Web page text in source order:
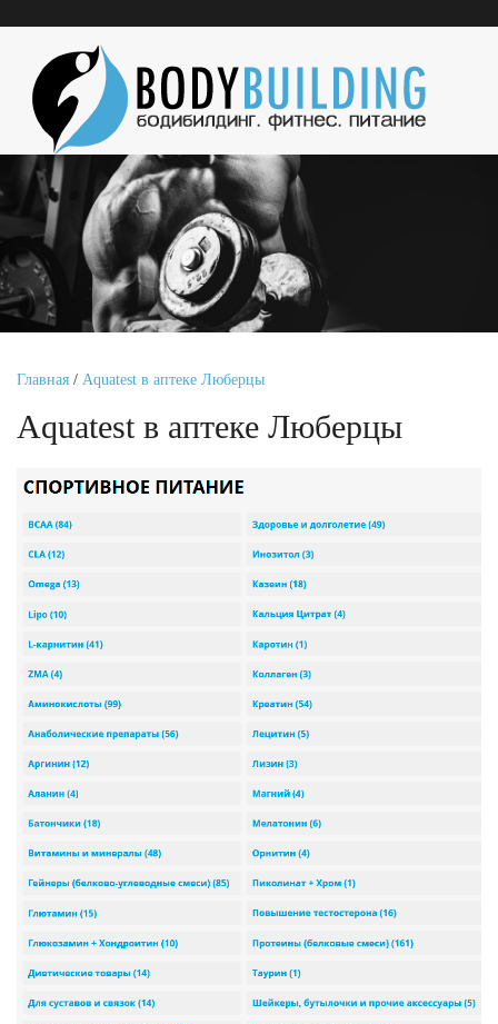
Главная / Aquatest в аптеке Люберцы
Aquatest в аптеке Люберцы